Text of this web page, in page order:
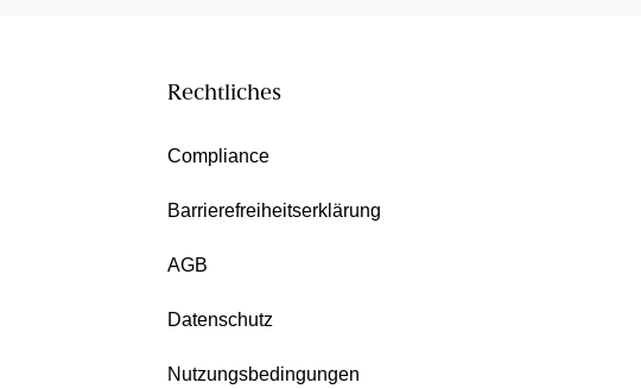
Rechtliches
Compliance
Barrierefreiheitserklärung
AGB
Datenschutz
Nutzungsbedingungen